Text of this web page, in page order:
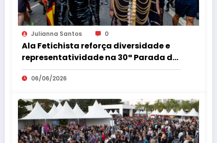
Julianna Santos 0
Ala Fetichista reforça diversidade e
representatividade na 30ª Parada do
Orgulho LGBT+ de São Paulo
06/06/2026